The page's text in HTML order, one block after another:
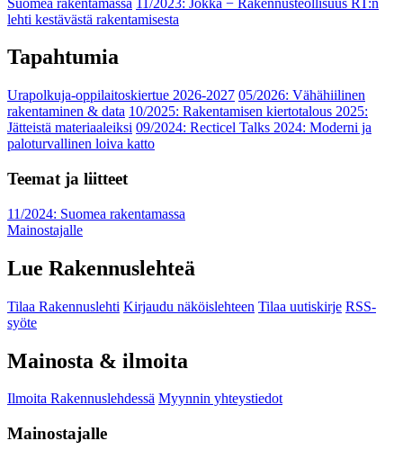
lehti kestävästä rakentamisesta
Tapahtumia
Urapolkuja-oppilaitoskiertue 2026-2027 05/2026: Vähähiilinen
rakentaminen & data 10/2025: Rakentamisen kiertotalous 2025:
Jätteistä materiaaleiksi 09/2024: Recticel Talks 2024: Moderni ja
paloturvallinen loiva katto
Teemat ja liitteet
11/2024: Suomea rakentamassa
Mainostajalle
Lue Rakennuslehteä
Tilaa Rakennuslehti Kirjaudu näköislehteen Tilaa uutiskirje RSS-
syöte
Mainosta & ilmoita
Ilmoita Rakennuslehdessä Myynnin yhteystiedot
Mainostajalle